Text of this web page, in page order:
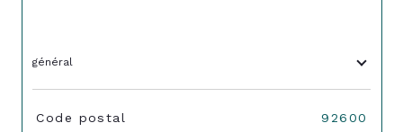
général
TRAD_SIROCCO_Caracteristique
Code postal 92600